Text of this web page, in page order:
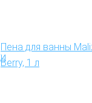
Пена для ванны
Berry, 1 л